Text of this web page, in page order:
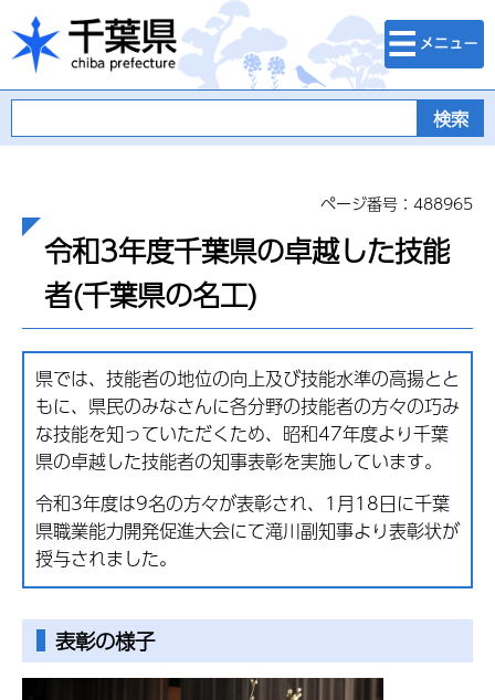
千葉県
検索・メニュ
ー
ページ番号：488965
令和3年度千葉県の卓越した技能
者(千葉県の名工)
県では、技能者の地位の向上及び技能水準の高揚とと
もに、県民のみなさんに各分野の技能者の方々の巧み
な技能を知っていただくため、昭和47年度より千葉
県の卓越した技能者の知事表彰を実施しています。
令和3年度は9名の方々が表彰され、1月18日に千葉
県職業能力開発促進大会にて滝川副知事より表彰状が
授与されました。
表彰の様子